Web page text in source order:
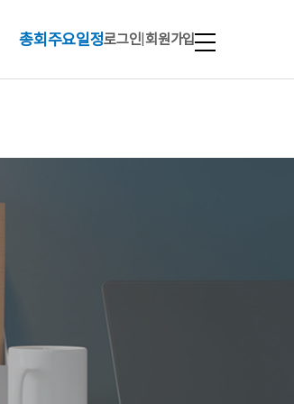
총회주요일정로그인 |회원가입